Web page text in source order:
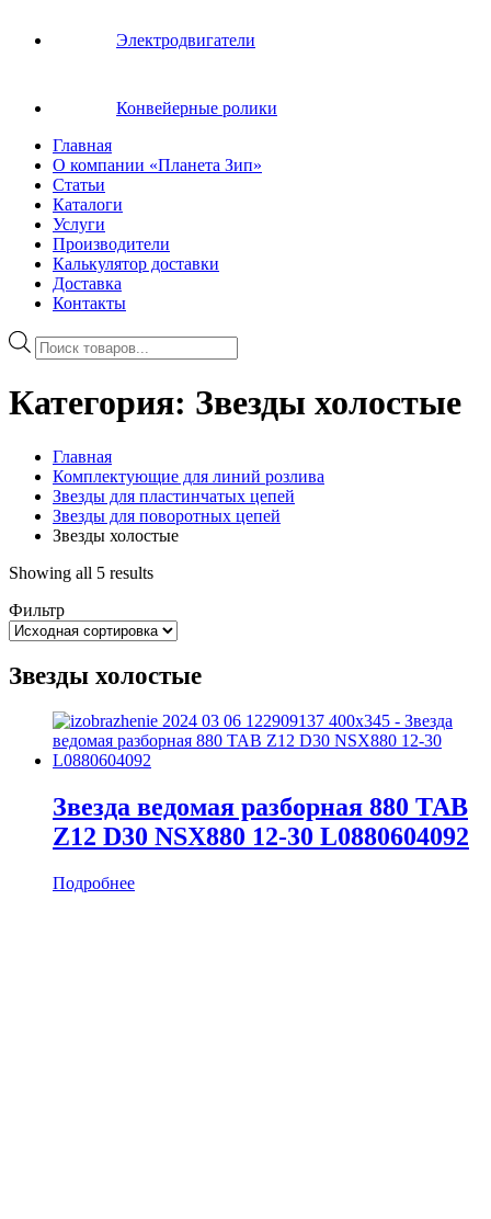
Электродвигатели
Конвейерные ролики
Главная
О компании «Планета Зип»
Статьи
Каталоги
Услуги
Производители
Калькулятор доставки
Доставка
Контакты
Поиск
товаров
Категория: Звезды холостые
Главная
Комплектующие для линий розлива
Звезды для пластинчатых цепей
Звезды для поворотных цепей
Звезды холостые
Showing all 5 results
Фильтр
Звезды холостые
Звезда ведомая разборная 880 ТАВ
Z12 D30 NSX880 12-30 L0880604092
Подробнее